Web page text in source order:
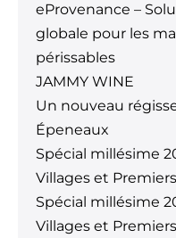
eProvenance –
globale pour les
périssables
JAMMY WINE
Un nouveau
Épeneaux
Spécial millésime
Villages et
Spécial millésime
Villages et